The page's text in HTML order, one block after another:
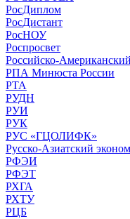
РосДиплом
РосДистант
РосНОУ
Роспросвет
Российско-
РПА Минюста России
РТА
РУДН
РУИ
РУК
РУС «ГЦОЛИФК»
Русско-Азиатский
РФЭИ
РФЭТ
РХГА
РХТУ
РЦБ